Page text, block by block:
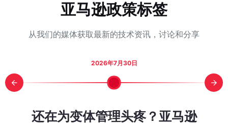
亚马逊政策标签
从我们的媒体获取最新的技术资讯，讨论和分享
？看这
一轮旺
？5 个
不按搜
骤图
被费用
却从
新规官
排名却还在为变体管理头疼？亚马逊亚马逊
Other
近两万
Prime
亚马逊
亚马逊
旺季单
日销 30
亚马逊
2026年7月30日